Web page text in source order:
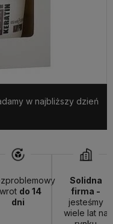
w najbliższy dzień
do 14
dni
Solidna
firma -
jesteśmy
wiele lat na